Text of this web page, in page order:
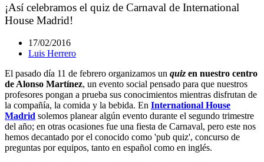
¡Así celebramos el quiz de Carnaval de International
House Madrid!
17/02/2016
Luis Herrero
El pasado día 11 de febrero organizamos un quiz en nuestro centro
de Alonso Martínez, un evento social pensado para que nuestros
profesores pongan a prueba sus conocimientos mientras disfrutan de
la compañía, la comida y la bebida. En International House
Madrid solemos planear algún evento durante el segundo trimestre
del año; en otras ocasiones fue una fiesta de Carnaval, pero este nos
hemos decantado por el conocido como 'pub quiz', concurso de
preguntas por equipos, tanto en español como en inglés.